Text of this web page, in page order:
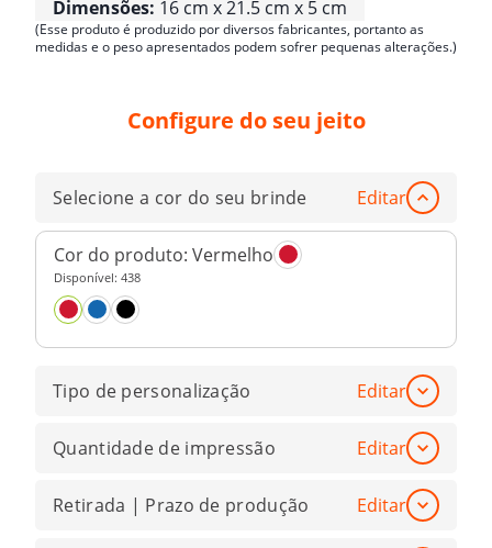
Dimensões: 16 cm x 21.5 cm x 5 cm
(Esse produto é produzido por diversos fabricantes, portanto as
medidas e o peso apresentados podem sofrer pequenas alterações.)
Configure do seu jeito
Selecione a cor do seu brinde Editar
Cor do produto: Vermelho
Disponível: 438
Tipo de personalização Editar
Quantidade de impressão Editar
Retirada | Prazo de produção Editar